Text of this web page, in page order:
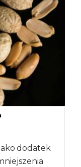
dodatek